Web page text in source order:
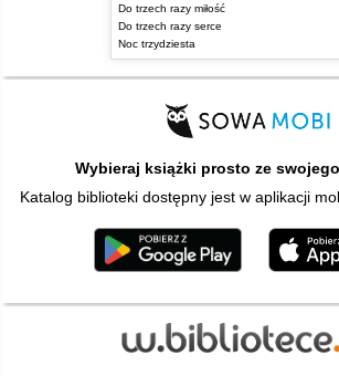
Do trzech razy miłość
Do trzech razy serce
Noc trzydziesta
Wybieraj książki prosto ze
Katalog biblioteki dostępny jest w aplikacji